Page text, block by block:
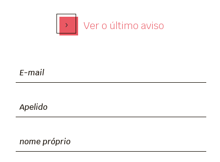
› Ver o último aviso